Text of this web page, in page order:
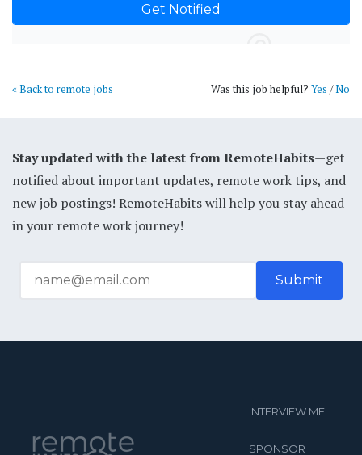
« Back to remote jobs Was this job helpful? Yes /No
Stay updated with the latest from RemoteHabits—get
notified about important updates, remote work tips, and
new job postings! RemoteHabits will help you stay ahead
in your remote work journey!
INTERVIEW ME
SPONSOR